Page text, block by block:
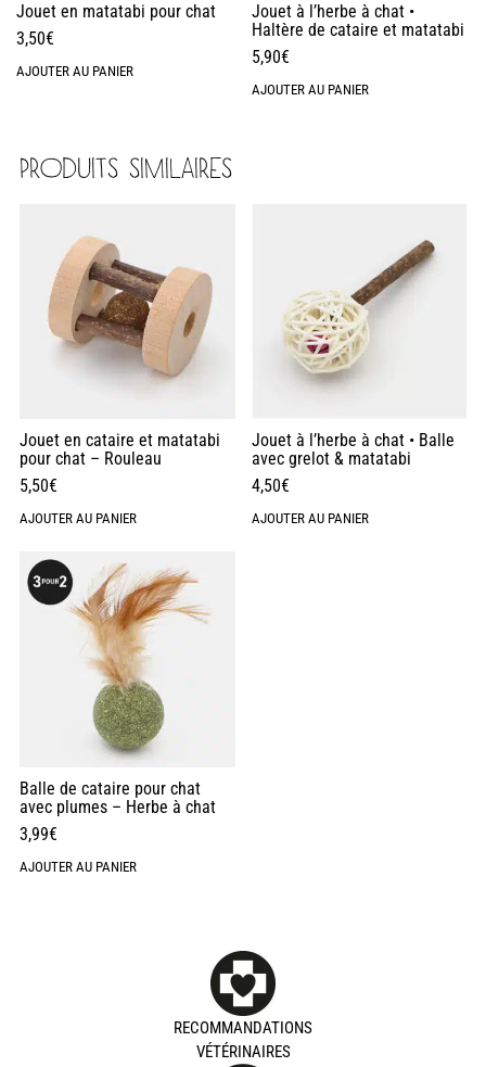
Jouet en matatabi pour chat
3,50€
AJOUTER AU PANIER
Jouet à l’herbe à chat •
Haltère de cataire et matatabi
5,90€
AJOUTER AU PANIER
PRODUITS SIMILAIRES
Jouet en cataire et matatabi
pour chat – Rouleau
5,50€
AJOUTER AU PANIER
Jouet à l’herbe à chat • Balle
avec grelot & matatabi
4,50€
AJOUTER AU PANIER
Balle de cataire pour chat
avec plumes – Herbe à chat
3,99€
AJOUTER AU PANIER
RECOMMANDATIONS
VÉTÉRINAIRES